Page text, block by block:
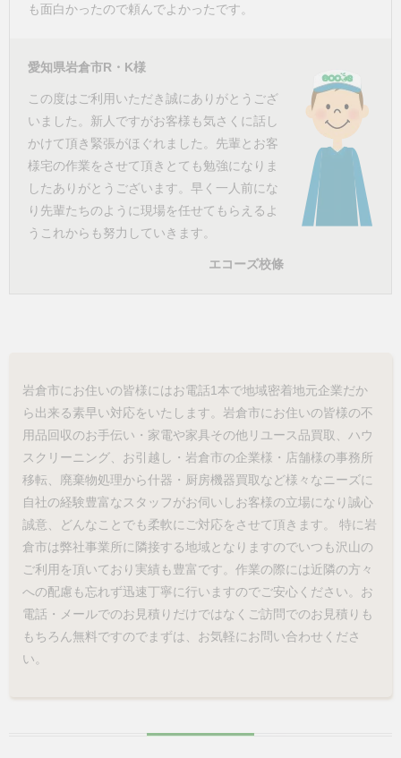
も面白かったので頼んでよかったです。
愛知県岩倉市R・K様
この度はご利用いただき誠にありがとうござ
いました。新人ですがお客様も気さくに話し
かけて頂き緊張がほぐれました。先輩とお客
様宅の作業をさせて頂きとても勉強になりま
したありがとうございます。早く一人前にな
り先輩たちのように現場を任せてもらえるよ
うこれからも努力していきます。
エコーズ校條
岩倉市にお住いの皆様にはお電話1本で地域密着地元企業だか
ら出来る素早い対応をいたします。岩倉市にお住いの皆様の不
用品回収のお手伝い・家電や家具その他リユース品買取、ハウ
スクリーニング、お引越し・岩倉市の企業様・店舗様の事務所
移転、廃棄物処理から什器・厨房機器買取など様々なニーズに
自社の経験豊富なスタッフがお伺いしお客様の立場になり誠心
誠意、どんなことでも柔軟にご対応をさせて頂きます。 特に岩
倉市は弊社事業所に隣接する地域となりますのでいつも沢山の
ご利用を頂いており実績も豊富です。作業の際には近隣の方々
への配慮も忘れず迅速丁寧に行いますのでご安心ください。お
電話・メールでのお見積りだけではなくご訪問でのお見積りも
もちろん無料ですのでまずは、お気軽にお問い合わせくださ
い。